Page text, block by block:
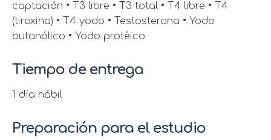
captación • T3 libre • T3 total • T4 libre • T4
(tiroxina) • T4 yodo • Testosterona • Yodo
butanólico • Yodo protéico
Tiempo de entrega
1 día hábil
Preparación para el estudio